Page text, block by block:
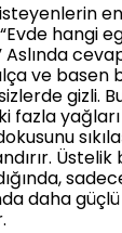
hangi
ve basen
gizli.
fazla
daha